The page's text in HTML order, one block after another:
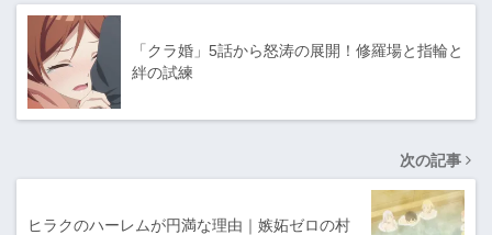
「クラ婚」5話から怒涛の展開！修羅場と指輪と
絆の試練
次の記事
ヒラクのハーレムが円満な理由｜嫉妬ゼロの村